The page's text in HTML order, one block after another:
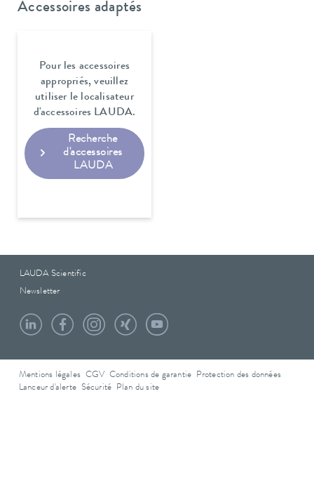
Accessoires adaptés
Pour les accessoires
appropriés, veuillez
utiliser le localisateur
d'accessoires LAUDA.
Recherche
d'accessoires
LAUDA
LAUDA Scientific
Newsletter
Mentions légales CGV Conditions de garantie
Protection des données
Lanceur d'alerte Sécurité Plan du site